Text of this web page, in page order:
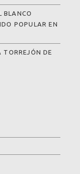
BLANCO
POPULAR EN
DE